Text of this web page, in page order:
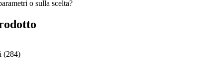
o sulla scelta?
(284)